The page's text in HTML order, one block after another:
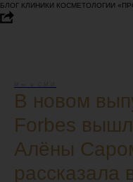
БЛОГ КЛИНИКИ КОСМЕТОЛОГИИ
В новом
Forbes
Алёны
рассказала